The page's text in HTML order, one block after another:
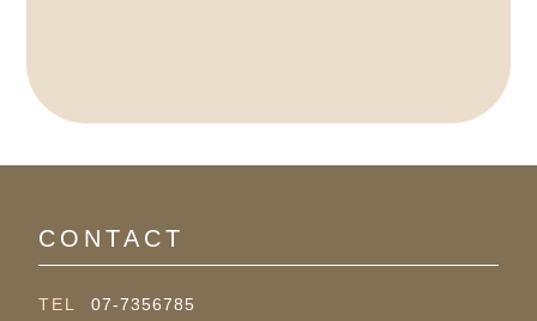
07-7356785